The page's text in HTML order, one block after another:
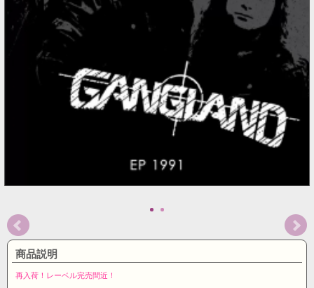
商品説明
再入荷！レーベル完売間近！